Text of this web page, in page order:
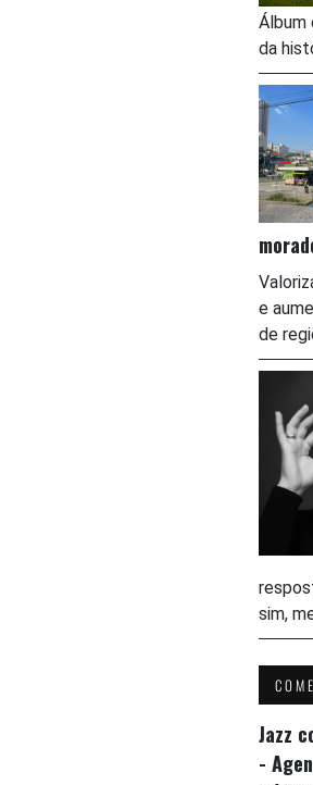
Álbum
da
e
de
sim,
Jazz
-